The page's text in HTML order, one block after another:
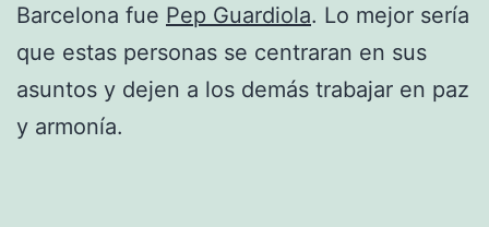
Barcelona fue Pep Guardiola. Lo mejor sería
que estas personas se centraran en sus
asuntos y dejen a los demás trabajar en paz
y armonía.